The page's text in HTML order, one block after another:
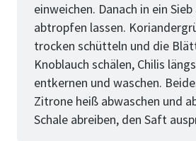
einweichen. Danach in ein
abtropfen lassen.
trocken schütteln und die
Knoblauch schälen, Chilis
entkernen und waschen.
Zitrone heiß abwaschen und
Schale abreiben, den Saft